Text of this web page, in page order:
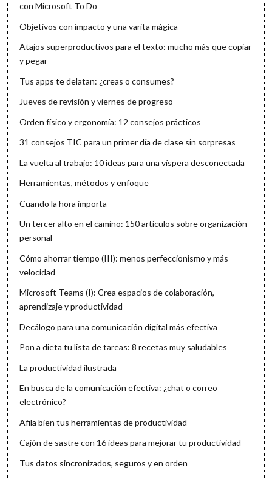
con Microsoft To Do
Objetivos con impacto y una varita mágica
Atajos superproductivos para el texto: mucho más que copiar
y pegar
Tus apps te delatan: ¿creas o consumes?
Jueves de revisión y viernes de progreso
Orden físico y ergonomía: 12 consejos prácticos
31 consejos TIC para un primer día de clase sin sorpresas
La vuelta al trabajo: 10 ideas para una víspera desconectada
Herramientas, métodos y enfoque
Cuando la hora importa
Un tercer alto en el camino: 150 artículos sobre organización
personal
Cómo ahorrar tiempo (III): menos perfeccionismo y más
velocidad
Microsoft Teams (I): Crea espacios de colaboración,
aprendizaje y productividad
Decálogo para una comunicación digital más efectiva
Pon a dieta tu lista de tareas: 8 recetas muy saludables
La productividad ilustrada
En busca de la comunicación efectiva: ¿chat o correo
electrónico?
Afila bien tus herramientas de productividad
Cajón de sastre con 16 ideas para mejorar tu productividad
Tus datos sincronizados, seguros y en orden